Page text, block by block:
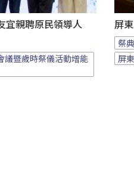
宜親聘原民領導人
議暨歲時祭儀活動增能
屏
祭
屏